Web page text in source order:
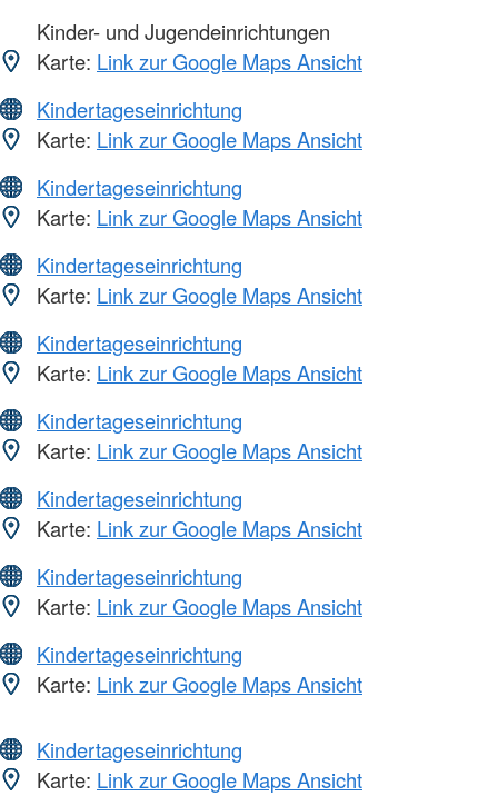
Kinder- und Jugendeinrichtungen
Karte: Link zur Google Maps Ansicht
Kindertageseinrichtung
Karte: Link zur Google Maps Ansicht
Kindertageseinrichtung
Karte: Link zur Google Maps Ansicht
Kindertageseinrichtung
Karte: Link zur Google Maps Ansicht
Kindertageseinrichtung
Karte: Link zur Google Maps Ansicht
Kindertageseinrichtung
Karte: Link zur Google Maps Ansicht
Kindertageseinrichtung
Karte: Link zur Google Maps Ansicht
Kindertageseinrichtung
Karte: Link zur Google Maps Ansicht
Kindertageseinrichtung
Karte: Link zur Google Maps Ansicht
Kindertageseinrichtung
Karte: Link zur Google Maps Ansicht